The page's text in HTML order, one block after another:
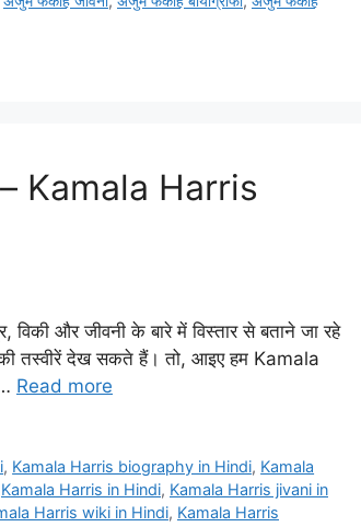
– Kamala Harris
और जीवनी के बारे में विस्तार से बताने जा रहे
तस्वीरें देख सकते हैं। तो, आइए हम Kamala
Read more
, Kamala Harris biography in Hindi, Kamala
Kamala Harris in Hindi, Kamala Harris jivani in
Harris wiki in Hindi, Kamala Harris